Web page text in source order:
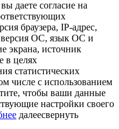
даете согласие на
браузера, IP-адрес,
версия ОС, язык ОС и
экрана, источник
в целях
статистических
числе с использованием
чтобы ваши данные
настройки своего
далеесвернуть